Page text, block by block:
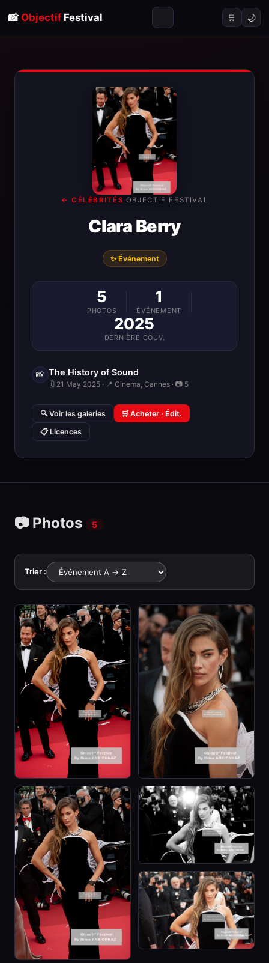
📸 ObjectifFestival 🛒 🌙
← CÉLÉBRITÉS· OBJECTIF FESTIVAL
Clara Berry
✨ Événement
5
PHOTOS
1
ÉVÉNEMENT
2025
DERNIÈRE COUV.
📸 The History of Sound
🗓 21 May 2025 · 📍 Cinema, Cannes · 📷 5
🔍 Voir les galeries 🛒 Acheter · Édit.
📋 Licences
📷 Photos 5
Trier :